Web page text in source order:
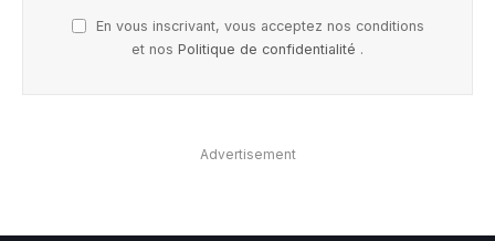
En vous inscrivant, vous acceptez nos conditions
et nos Politique de confidentialité .
Advertisement